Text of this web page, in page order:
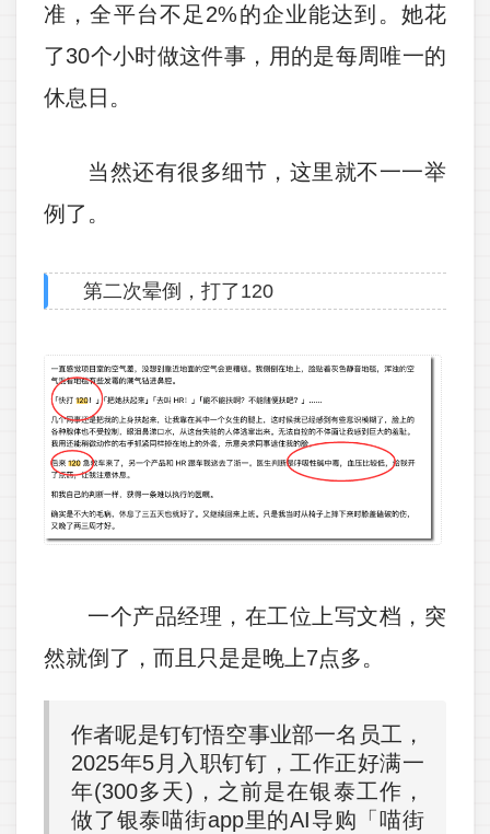
准，全平台不足2%的企业能达到。她花
了30个小时做这件事，用的是每周唯一的
休息日。
当然还有很多细节，这里就不一一举
例了。
第二次晕倒，打了120
一个产品经理，在工位上写文档，突
然就倒了，而且只是是晚上7点多。
作者呢是钉钉悟空事业部一名员工，
2025年5月入职钉钉，工作正好满一
年(300多天)，之前是在银泰工作，
做了银泰喵街app里的AI导购「喵街